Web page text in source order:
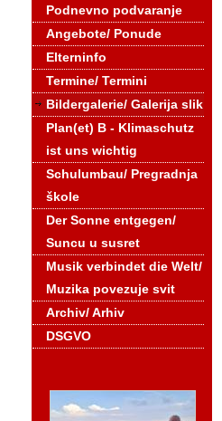
Podnevno podvaranje
Angebote/ Ponude
Elterninfo
Termine/ Termini
Bildergalerie/ Galerija slik
Plan(et) B - Klimaschutz
ist uns wichtig
Schulumbau/ Pregradnja
škole
Der Sonne entgegen/
Suncu u susret
Musik verbindet die Welt/
Muzika povezuje svit
Archiv/ Arhiv
DSGVO